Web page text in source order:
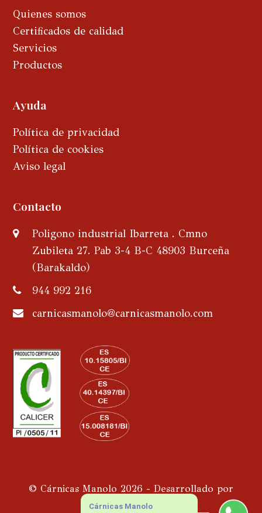
Quienes somos
Certificados de calidad
Servicios
Productos
Ayuda
Política de privacidad
Política de cookies
Aviso legal
Contacto
Poligono industrial Ibarreta . Cmno
Zubileta 27. Pab 3-4 B-C 48903 Burceña
(Barakaldo)
944 992 216
carnicasmanolo@carnicasmanolo.com
© Cárnicas Manolo 2026 - Desarrollado por
Piwity.es
Cárnicas Manolo